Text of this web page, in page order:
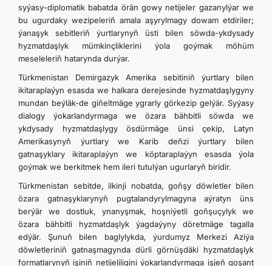
syýasy-diplomatik babatda örän gowy netijeler gazanylýar we
bu ugurdaky wezipeleriň amala aşyrylmagy dowam etdiriler;
ýanaşyk sebitleriň ýurtlarynyň üsti bilen söwda-ykdysady
hyzmatdaşlyk mümkinçliklerini ýola goýmak möhüm
meseleleriň hatarynda durýar.
Türkmenistan Demirgazyk Amerika sebitiniň ýurtlary
bilen
ikitaraplaýyn esasda we halkara derejesinde hyzmatdaşlygyny
mundan beýläk-de giňeltmäge ygrarly görkezip gelýär. Syýasy
dialogy ýokarlandyrmaga we özara bähbitli söwda we
ykdysady hyzmatdaşlygy ösdürmäge ünsi çekip, Latyn
Amerikasynyň ýurtlary we Karib deňzi ýurtlary bilen
gatnaşyklary ikitaraplaýyn we köptaraplaýyn esasda ýola
goýmak we berkitmek hem ileri tutulýan ugurlaryň biridir.
Türkmenistan sebitde, ilkinji nobatda, goňşy döwletler bilen
özara gatnaşyklarynyň pugtalandyrylmagyna aýratyn üns
berýär we dostluk, ynanyşmak, hoşniýetli goňşuçylyk we
özara bähbitli hyzmatdaşlyk ýagdaýyny döretmäge tagalla
edýär. Şunuň bilen baglylykda, ýurdumyz Merkezi Aziýa
döwletleriniň gatnaşmagynda dürli görnüşdäki hyzmatdaşlyk
formatlarynyň işiniň netijeliligini ýokarlandyrmaga işjeň goşant